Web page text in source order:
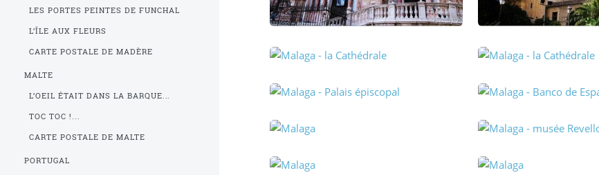
LES PORTES PEINTES DE FUNCHAL
L’ÎLE AUX FLEURS
CARTE POSTALE DE MADÈRE
MALTE
L’OEIL ÉTAIT DANS LA BARQUE...
TOC TOC !...
CARTE POSTALE DE MALTE
PORTUGAL